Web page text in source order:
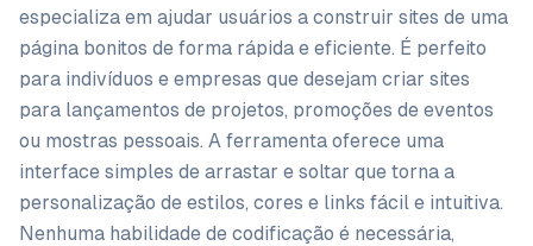
especializa em ajudar usuários a construir sites de uma
página bonitos de forma rápida e eficiente. É perfeito
para indivíduos e empresas que desejam criar sites
para lançamentos de projetos, promoções de eventos
ou mostras pessoais. A ferramenta oferece uma
interface simples de arrastar e soltar que torna a
personalização de estilos, cores e links fácil e intuitiva.
Nenhuma habilidade de codificação é necessária,